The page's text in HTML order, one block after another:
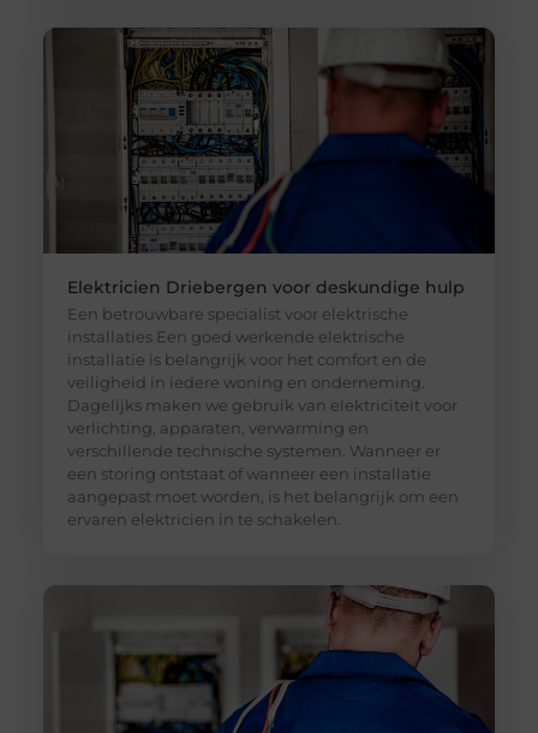
Elektricien Driebergen voor deskundige hulp
Een betrouwbare specialist voor elektrische
installaties Een goed werkende elektrische
installatie is belangrijk voor het comfort en de
veiligheid in iedere woning en onderneming.
Dagelijks maken we gebruik van elektriciteit voor
verlichting, apparaten, verwarming en
verschillende technische systemen. Wanneer er
een storing ontstaat of wanneer een installatie
aangepast moet worden, is het belangrijk om een
ervaren elektricien in te schakelen.